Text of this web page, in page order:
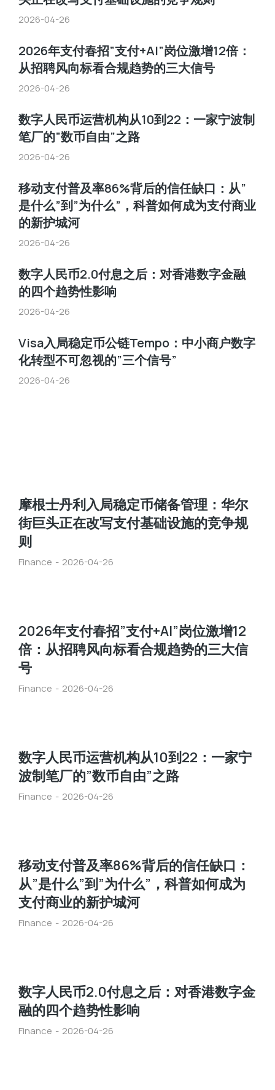
2026-04-26
2026年支付春招”支付+AI”岗位激增12倍：
从招聘风向标看合规趋势的三大信号
2026-04-26
数字人民币运营机构从10到22：一家宁波制
笔厂的”数币自由”之路
2026-04-26
移动支付普及率86%背后的信任缺口：从”
是什么”到”为什么”，科普如何成为支付商业
的新护城河
2026-04-26
数字人民币2.0付息之后：对香港数字金融
的四个趋势性影响
2026-04-26
Visa入局稳定币公链Tempo：中小商户数字
化转型不可忽视的”三个信号”
2026-04-26
摩根士丹利入局稳定币储备管理：华尔
街巨头正在改写支付基础设施的竞争规
则
Finance 2026-04-26
2026年支付春招”支付+AI”岗位激增12
倍：从招聘风向标看合规趋势的三大信
号
Finance 2026-04-26
数字人民币运营机构从10到22：一家宁
波制笔厂的”数币自由”之路
Finance 2026-04-26
移动支付普及率86%背后的信任缺口：
从”是什么”到”为什么”，科普如何成为
支付商业的新护城河
Finance 2026-04-26
数字人民币2.0付息之后：对香港数字金
融的四个趋势性影响
Finance 2026-04-26